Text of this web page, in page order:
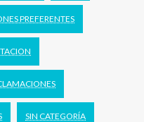
PREFERENTES
SIN CATEGORÍA